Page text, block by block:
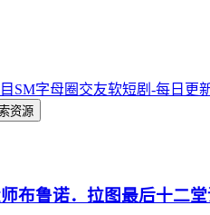
SM字母圈交友软短剧-每日更
资源
布鲁诺．拉图最后十二